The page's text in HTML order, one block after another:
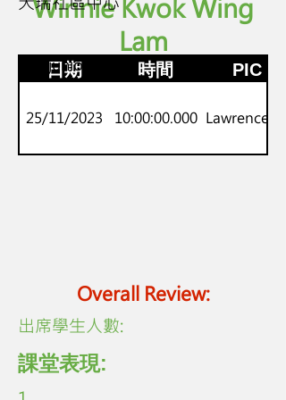
Winnie Kwok Wing
Lam
日期 時間 PIC
25/11/2023 10:00:00.000 Lawrence Lo
Overall Review:
劍橋juniors
​出席學生人數:
課堂表現: